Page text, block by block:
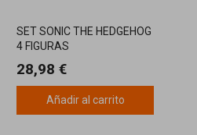
SET SONIC THE HEDGEHOG
4 FIGURAS
28,98 €
Añadir al carrito